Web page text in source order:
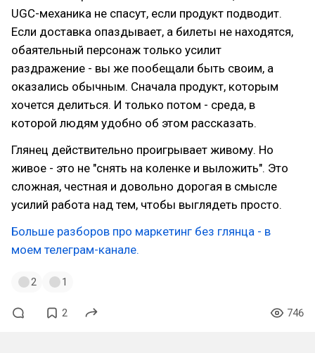
UGC-механика не спасут, если продукт подводит.
Если доставка опаздывает, а билеты не находятся,
обаятельный персонаж только усилит
раздражение - вы же пообещали быть своим, а
оказались обычным. Сначала продукт, которым
хочется делиться. И только потом - среда, в
которой людям удобно об этом рассказать.
Глянец действительно проигрывает живому. Но
живое - это не "снять на коленке и выложить". Это
сложная, честная и довольно дорогая в смысле
усилий работа над тем, чтобы выглядеть просто.
Больше разборов про маркетинг без глянца - в
моем телеграм-канале.
2 1
2 746